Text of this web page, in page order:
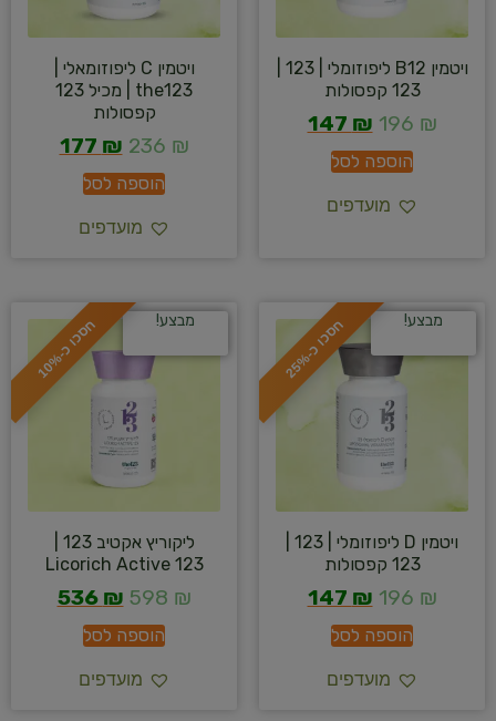
123 קפסולות
196 ₪
147 ₪
הוספה לסל
מועדפים
ויטמין C ליפוזומאלי |
the123 | מכיל 123
קפסולות
236 ₪
177 ₪
הוספה לסל
מועדפים
ח
ס
כ
ו
כ
-
2
5
% מבצע!
123 קפסולות
196 ₪
147 ₪
הוספה לסל
מועדפים
ח
ס
כ
ו
כ
-
1
0
% מבצע!
Licorich Active 123
598 ₪
536 ₪
הוספה לסל
מועדפים